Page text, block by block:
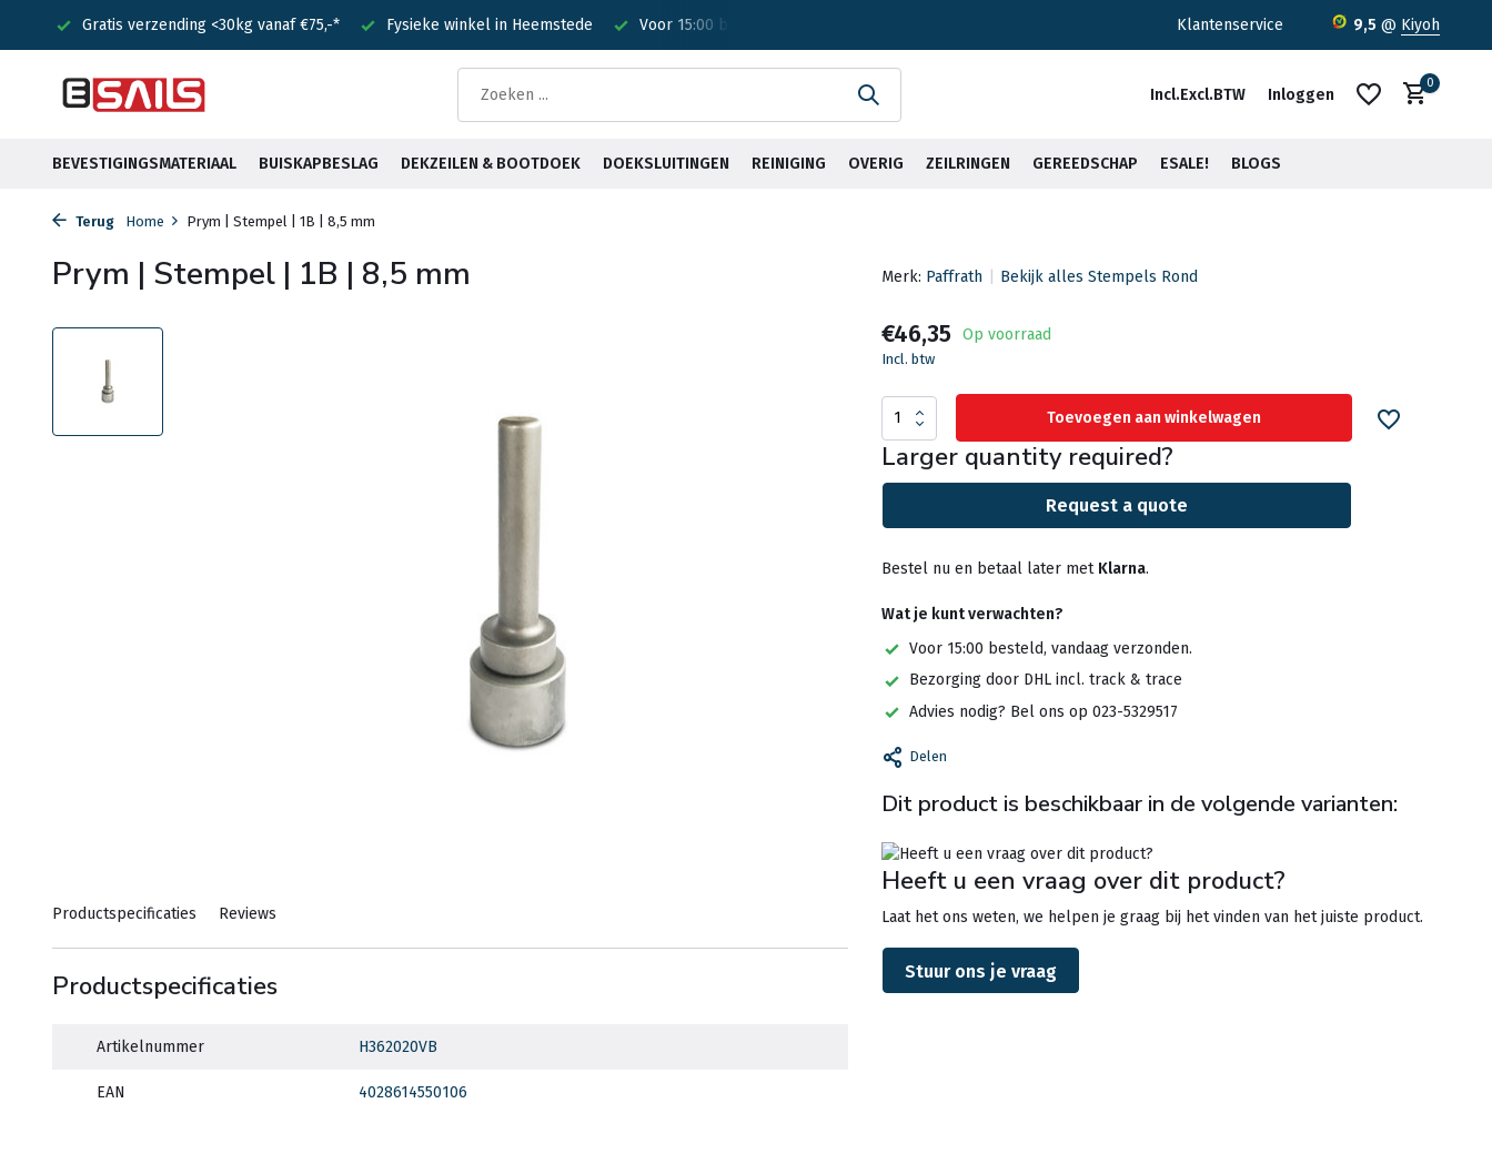
Gratis verzending <30kg vanaf €75,-* Fysieke winkel in Heemstede Voor 15:00 besteld? Is vandaag verzonden! Gratis verzending <30kg vanaf €75,-*
Klantenservice 9,5 @ Kiyoh
Incl.Excl.BTW Inloggen
0
BEVESTIGINGSMATERIAAL BUISKAPBESLAG DEKZEILEN & BOOTDOEK DOEKSLUITINGEN REINIGING OVERIG ZEILRINGEN GEREEDSCHAP ESALE! BLOGS
Terug Home Prym | Stempel | 1B | 8,5 mm
Prym | Stempel | 1B | 8,5 mm
Productspecificaties Reviews
Productspecificaties
Artikelnummer H362020VB
EAN 4028614550106
Merk: Paffrath Bekijk alles Stempels Rond
€46,35 Op voorraad
Incl. btw
Toevoegen aan winkelwagen
Larger quantity required?
Request a quote
Bestel nu en betaal later met Klarna.
Wat je kunt verwachten?
Voor 15:00 besteld, vandaag verzonden.
Bezorging door DHL incl. track & trace
Advies nodig? Bel ons op 023-5329517
Delen
Dit product is beschikbaar in de volgende varianten:
Heeft u een vraag over dit product?
Laat het ons weten, we helpen je graag bij het vinden van het juiste product.
Stuur ons je vraag